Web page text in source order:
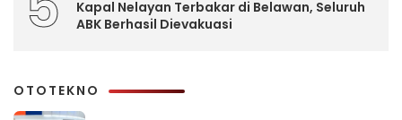
Kapal Nelayan Terbakar di Belawan, Seluruh
ABK Berhasil Dievakuasi
OTOTEKNO